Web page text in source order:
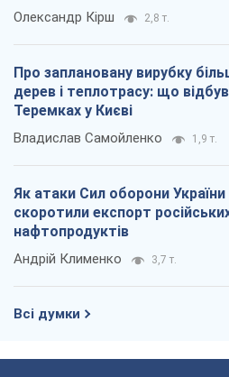
Олександр Кірш 2,8 т.
Про заплановану вирубку
дерев і теплотрасу: що
Теремках у Києві
Владислав Самойленко 1,9 т.
Як атаки Сил оборони України
скоротили експорт
нафтопродуктів
Андрій Клименко 3,7 т.
Всі думки